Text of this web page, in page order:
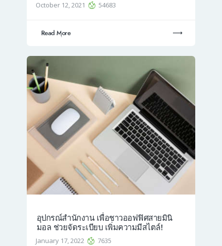
October 12, 2021 54683
Read More
อุปกรณ์สำนักงาน เพื่อชาวออฟฟิศสายมินิ
มอล ช่วยจัดระเบียบ เพิ่มความมีสไตล์!
January 17, 2022 7635